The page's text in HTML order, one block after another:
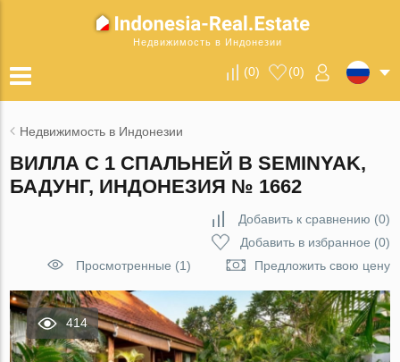
Недвижимость в Индонезии
(0) (0)
Недвижимость в Индонезии
ВИЛЛА С 1 СПАЛЬНЕЙ В SEMINYAK,
БАДУНГ, ИНДОНЕЗИЯ № 1662
Добавить к сравнению (0)
Добавить в избранное (0)
Просмотренные (1)
Предложить свою цену
414